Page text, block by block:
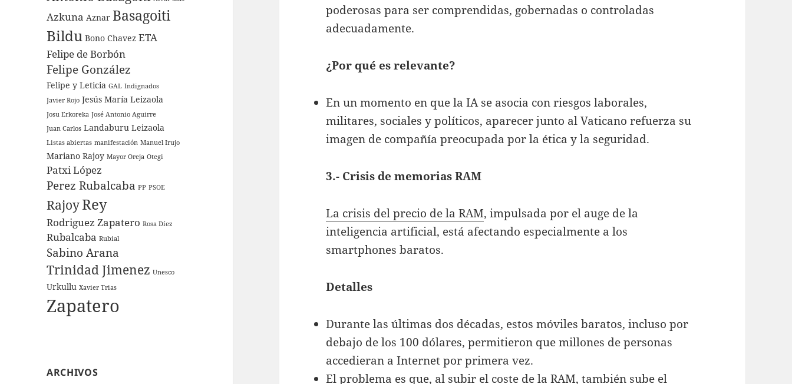
Azkuna Aznar Basagoiti
Bildu Bono Chavez ETA
Felipe de Borbón
Felipe González
Felipe y Leticia GAL Indignados
Javier Rojo Jesús María Leizaola
Josu Erkoreka José Antonio Aguirre
Juan Carlos Landaburu Leizaola
Listas abiertas manifestación Manuel Irujo
Mariano Rajoy Mayor Oreja Otegi
Patxi López
Perez Rubalcaba PP PSOE
RajoyRey
Rodriguez Zapatero Rosa Díez
Rubalcaba Rubial
Sabino Arana
Trinidad Jimenez Unesco
Urkullu Xavier Trias
Zapatero
ARCHIVOS
poderosas para ser comprendidas, gobernadas o controladas
adecuadamente.
¿Por qué es relevante?
En un momento en que la IA se asocia con riesgos laborales,
militares, sociales y políticos, aparecer junto al Vaticano refuerza su
imagen de compañía preocupada por la ética y la seguridad.
3.- Crisis de memorias RAM
La crisis del precio de la RAM, impulsada por el auge de la
inteligencia artificial, está afectando especialmente a los
smartphones baratos.
Detalles
Durante las últimas dos décadas, estos móviles baratos, incluso por
debajo de los 100 dólares, permitieron que millones de personas
accedieran a Internet por primera vez.
El problema es que, al subir el coste de la RAM, también sube el